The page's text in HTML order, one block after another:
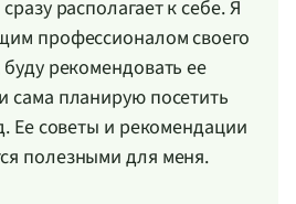
располагает к себе. Я
профессионалом своего
рекомендовать ее
сама планирую посетить
Ее советы и рекомендации
полезными для меня.